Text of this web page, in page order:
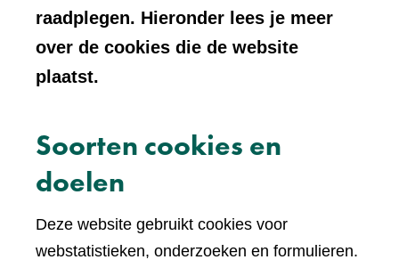
raadplegen. Hieronder lees je meer
over de cookies die de website
plaatst.
Soorten cookies en
doelen
Deze website gebruikt cookies voor
webstatistieken, onderzoeken en formulieren.